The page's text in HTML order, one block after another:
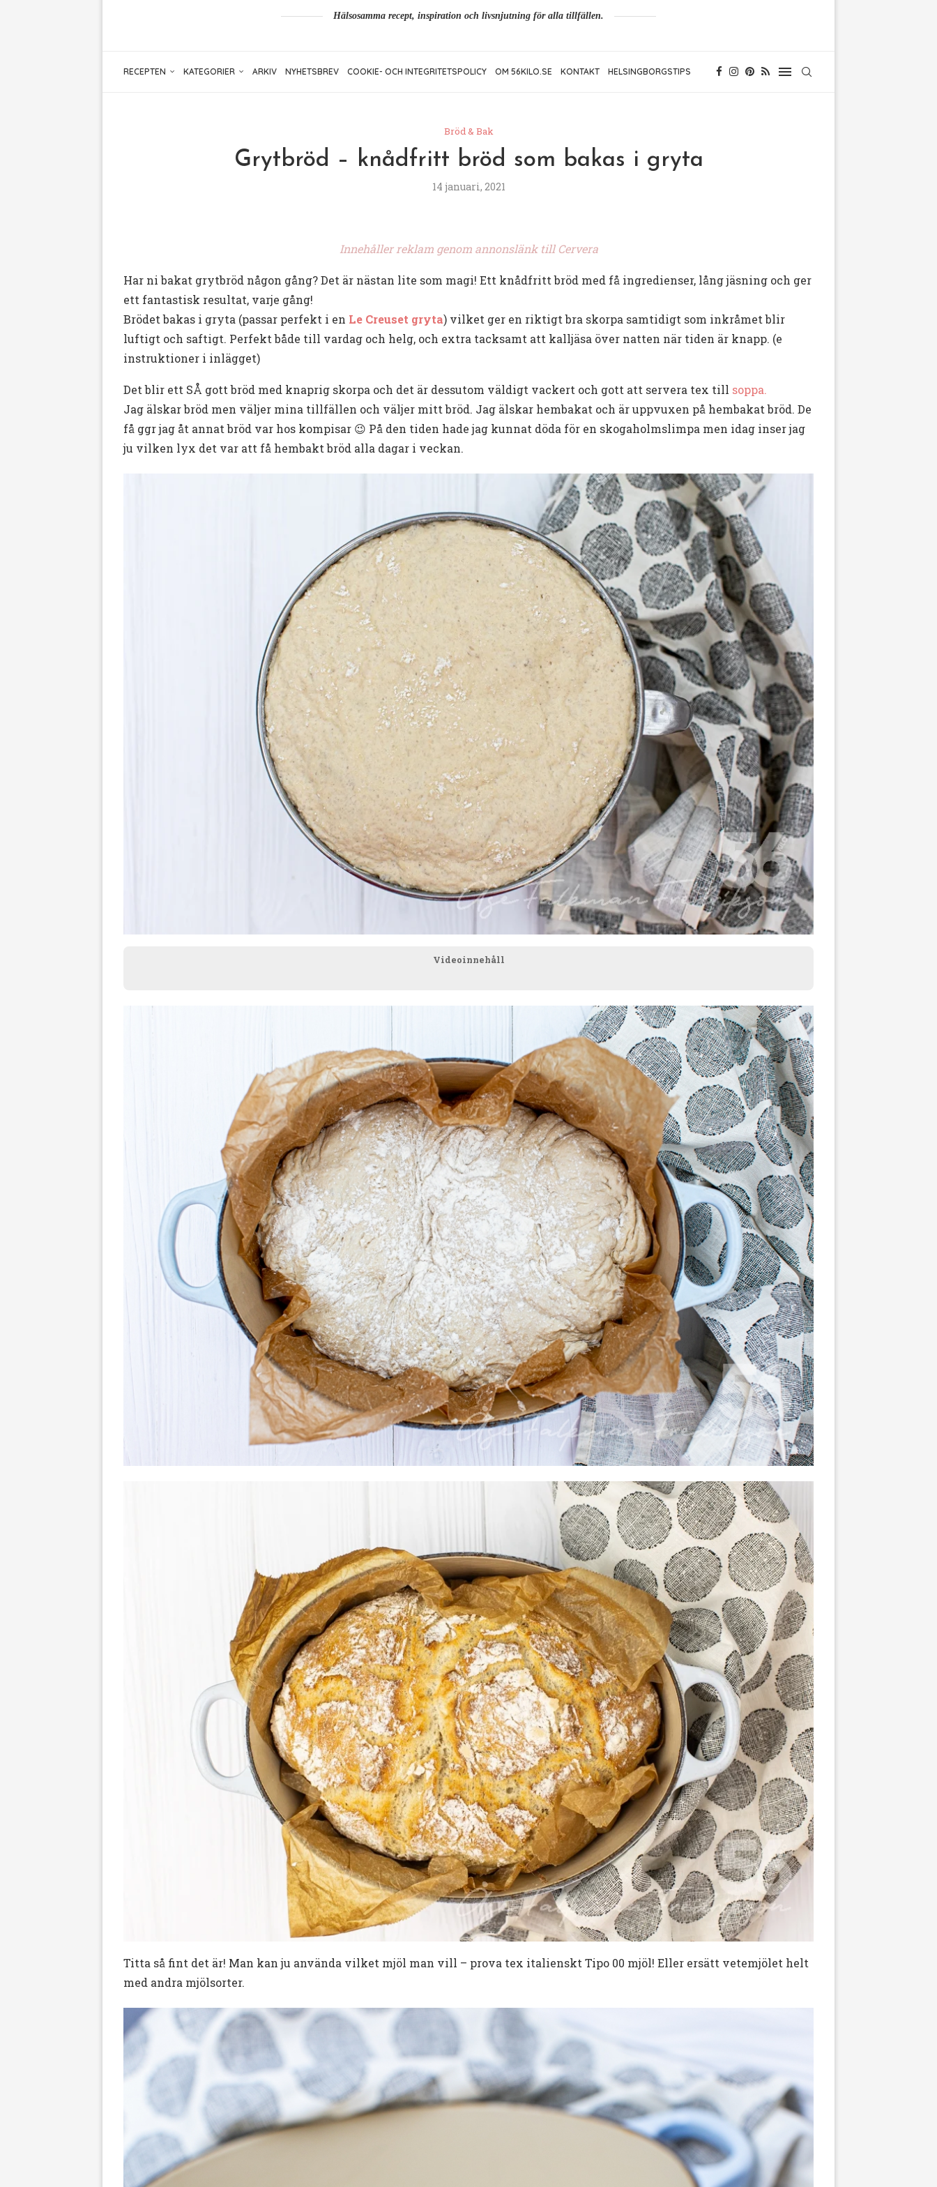
Hälsosamma recept, inspiration och livsnjutning för alla tillfällen.
RECEPTEN KATEGORIER ARKIV NYHETSBREV COOKIE- OCH INTEGRITETSPOLICY OM 56KILO.SE KONTAKT HELSINGBORGSTIPS
Bröd & Bak
Grytbröd – knådfritt bröd som bakas i gryta
14 januari, 2021
Innehåller reklam genom annonslänk till Cervera
Har ni bakat grytbröd någon gång? Det är nästan lite som magi! Ett knådfritt bröd med få ingredienser, lång jäsning och ger
ett fantastisk resultat, varje gång!
Brödet bakas i gryta (passar perfekt i en Le Creuset gryta) vilket ger en riktigt bra skorpa samtidigt som inkråmet blir
luftigt och saftigt. Perfekt både till vardag och helg, och extra tacksamt att kalljäsa över natten när tiden är knapp. (e
instruktioner i inlägget)
Det blir ett SÅ gott bröd med knaprig skorpa och det är dessutom väldigt vackert och gott att servera tex till soppa.
Jag älskar bröd men väljer mina tillfällen och väljer mitt bröd. Jag älskar hembakat och är uppvuxen på hembakat bröd. De
få ggr jag åt annat bröd var hos kompisar 😉 På den tiden hade jag kunnat döda för en skogaholmslimpa men idag inser jag
ju vilken lyx det var att få hembakt bröd alla dagar i veckan.
Videoinnehåll
Titta så fint det är! Man kan ju använda vilket mjöl man vill – prova tex italienskt Tipo 00 mjöl! Eller ersätt vetemjölet helt
med andra mjölsorter.